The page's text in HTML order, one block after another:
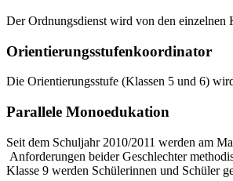
Der Ordnungsdienst wird von den einzelnen
Orientierungsstufenkoordinator
Die Orientierungsstufe (Klassen 5 und 6)
Parallele Monoedukation
Seit dem Schuljahr 2010/2011 werden am
Anforderungen beider Geschlechter
Klasse 9 werden Schülerinnen und Schüler